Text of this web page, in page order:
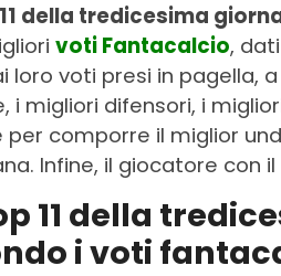
della tredicesima
voti Fantacalcio,
loro voti presi in pagella,
i migliori difensori, i
per comporre il miglior
Infine, il giocatore con
11 della
i voti